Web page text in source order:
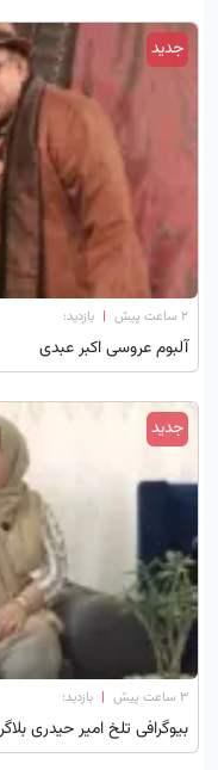
جدید
۲ ساعت پیش | بازدید:
آلبوم عروسی اکبر عبدی
جدید
۳ ساعت پیش | بازدید:
بیوگرافی تلخ امیر حیدری